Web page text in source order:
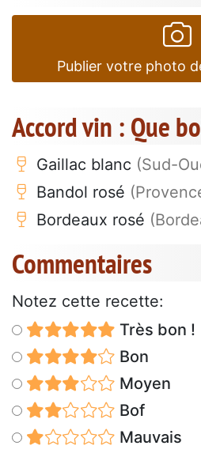
Publier votre photo
Accord vin : Que
Gaillac blanc (Sud-
Bandol rosé
Bordeaux rosé
Commentaires
Notez cette recette:
Très bon !
Bon
Moyen
Bof
Mauvais